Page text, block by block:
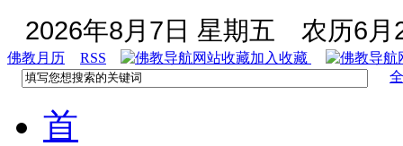
2026年8月7日 星期五 农历6月
佛教月历 RSS
加入收藏
首